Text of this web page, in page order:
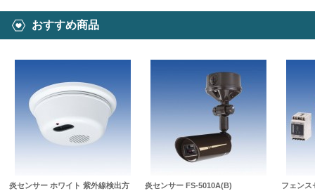
おすすめ商品
炎センサー ホワイト 紫外線検出方
炎センサー FS-5010A(B)
フェン